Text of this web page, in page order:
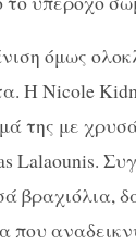
όμως
Η Nicole
της με
Lalaounis.
βραχιόλια,
που